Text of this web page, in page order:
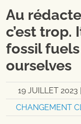
Au
c’est trop.
fossil
ourselves
19 JUILLET 2023
CHANGEMENT